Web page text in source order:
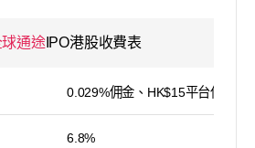
通途IPO港股收費表
0.029%佣金、HK$15平台使用費
6.8%